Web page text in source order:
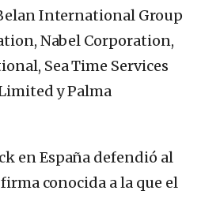
International Group
Nabel Corporation,
Sea Time Services
y Palma
en España defendió al
conocida a la que el